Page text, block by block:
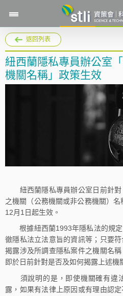
返回列表
紐西蘭隱私專員辦公室
機關名稱」政策生效
紐西蘭隱私專員辦公室日前針對
之機關（公務機關或非公務機關）
12月1日起生效。
根據紐西蘭1993年隱私法的規定
徹隱私法立法意旨的資訊等；只要
揭露涉及所調查隱私案件之機關名
即於日前針對是否及如何揭露上述機
須說明的是，即使機關確有違
露，如果有法律上原因或有理由認